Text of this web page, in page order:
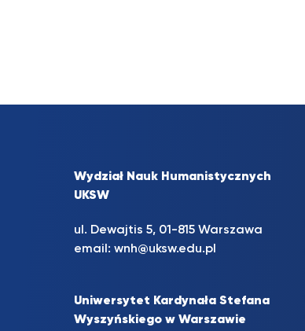
Wydział Nauk Humanistycznych
UKSW
ul. Dewajtis 5, 01-815 Warszawa
email: wnh@uksw.edu.pl
Uniwersytet Kardynała Stefana
Wyszyńskiego w Warszawie